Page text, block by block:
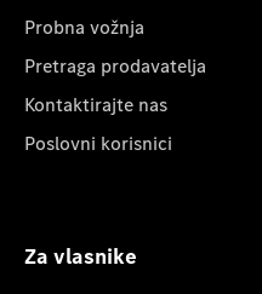
Probna vožnja
Pretraga prodavatelja
Kontaktirajte nas
Poslovni korisnici
Za vlasnike